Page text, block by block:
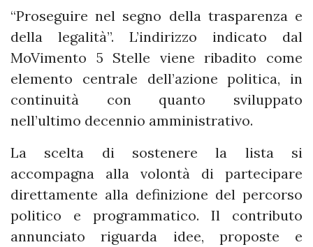
“Proseguire nel segno della trasparenza e
della legalità”. L’indirizzo indicato dal
MoVimento 5 Stelle viene ribadito come
elemento centrale dell’azione politica, in
continuità con quanto sviluppato
nell’ultimo decennio amministrativo.
La scelta di sostenere la lista si
accompagna alla volontà di partecipare
direttamente alla definizione del percorso
politico e programmatico. Il contributo
annunciato riguarda idee, proposte e